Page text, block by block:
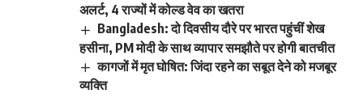
अलर्ट, 4 राज्यों में कोल्ड वेव का खतरा
Bangladesh: दो दिवसीय दौरे पर भारत पहुंचीं शेख
हसीना, PM मोदी के साथ व्यापार समझौते पर होगी बातचीत
कागजों में मृत घोषित: जिंदा रहने का सबूत देने को मजबूर
व्यक्ति